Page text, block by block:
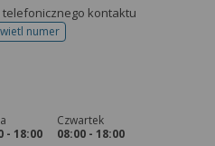
kontaktu
numer
telefonu do rejestracji
- 18:00
Czwartek
08:00 - 18:00